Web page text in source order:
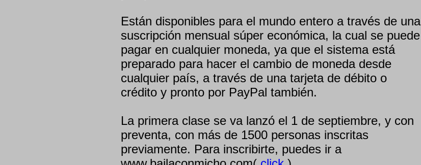
Están disponibles para el mundo entero a través de una
suscripción mensual súper económica, la cual se puede
pagar en cualquier moneda, ya que el sistema está
preparado para hacer el cambio de moneda desde
cualquier país, a través de una tarjeta de débito o
crédito y pronto por PayPal también.
La primera clase se va lanzó el 1 de septiembre, y con
preventa, con más de 1500 personas inscritas
previamente. Para inscribirte, puedes ir a